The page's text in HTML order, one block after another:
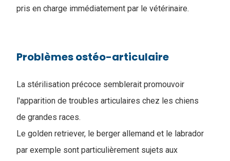
pris en charge immédiatement par le vétérinaire.
Problèmes ostéo-articulaire
La stérilisation précoce semblerait promouvoir
l'apparition de troubles articulaires chez les chiens
de grandes races.
Le golden retriever, le berger allemand et le labrador
par exemple sont particulièrement sujets aux